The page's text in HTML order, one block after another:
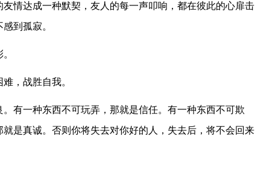
情达成一种默契，友人的每一声叩响，都在彼此的心扉击
到孤寂。
，战胜自我。
有一种东西不可玩弄，那就是信任。有一种东西不可欺
是真诚。否则你将失去对你好的人，失去后，将不会回来